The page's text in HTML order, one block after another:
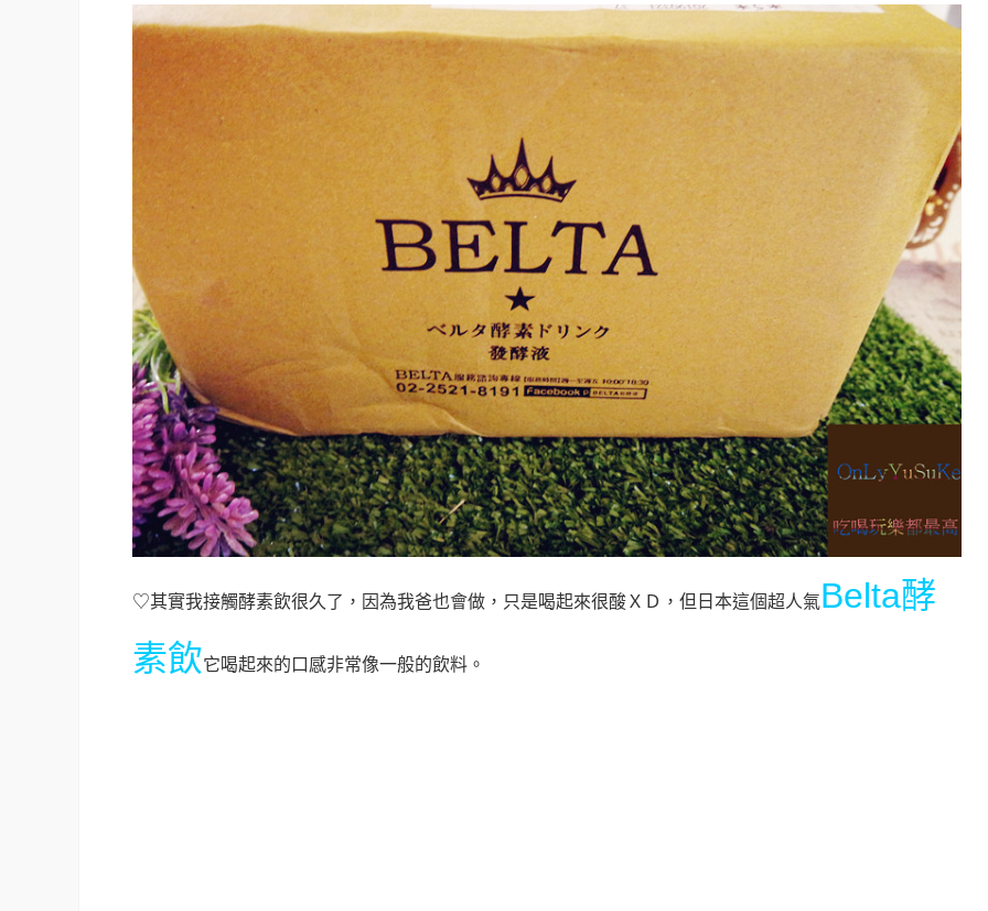
♡其實我接觸酵素飲很久了，因為我爸也會做，只是喝起來很酸ＸＤ，但日本這個超人氣Belta酵
素飲它喝起來的口感非常像一般的飲料 。